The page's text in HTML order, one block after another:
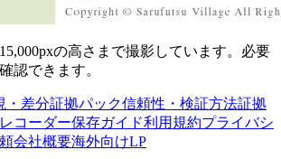
の高さまで撮影しています。必要
認できます。
・差分証拠パック信頼性・検証方法証拠
コーダー保存ガイド利用規約プライバシ
会社概要海外向けLP